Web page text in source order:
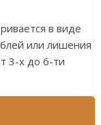
в виде
или лишения
3-х до 6-ти